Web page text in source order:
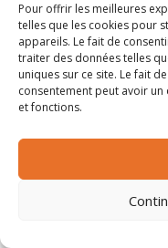
Pour offrir les meilleures
telles que les cookies pour
appareils. Le fait de
traiter des données telles
uniques sur ce site. Le fait
consentement peut avoir
et fonctions.
Orne 61
Ouvrages d’art
Paramédical,
Paris 75